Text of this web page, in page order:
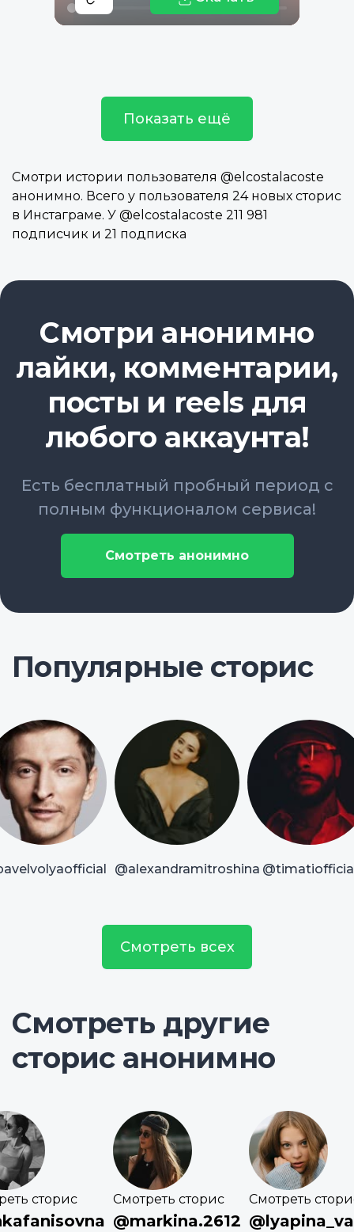
Показать ещё
Смотри истории пользователя @elcostalacoste
анонимно. Всего у пользователя 24 новых сторис
в Инстаграме. У @elcostalacoste 211 981
подписчик и 21 подписка
Смотри анонимно
лайки, комментарии,
посты и reels для
любого аккаунта!
Есть бесплатный пробный период с
полным функционалом сервиса!
Смотреть анонимно
Популярные сторис
@alexandramitroshina
Смотреть всех
Смотреть другие
сторис анонимно
сторис Смотреть сторис
@markina.2612
Смотреть